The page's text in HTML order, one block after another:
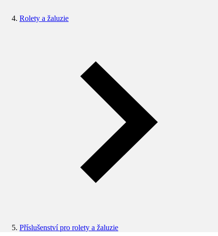
Rolety a žaluzie
Příslušenství pro rolety a žaluzie